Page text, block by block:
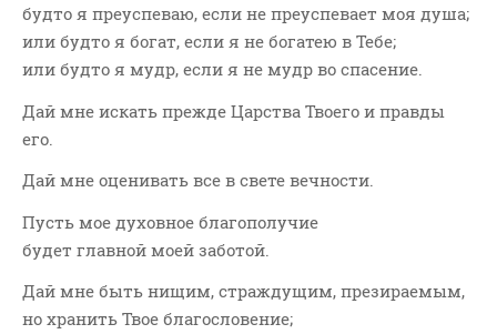
Служителей
Слово Из Слова
Служение
Цитата
будто я преуспеваю, если не преуспевает моя душа;
или будто я богат, если я не богатею в Тебе;
или будто я мудр, если я не мудр во спасение.
Дай мне искать прежде Царства Твоего и правды
его.
Дай мне оценивать все в свете вечности.
Пусть мое духовное благополучие
будет главной моей заботой.
Дай мне быть нищим, страждущим, презираемым,
но хранить Твое благословение;